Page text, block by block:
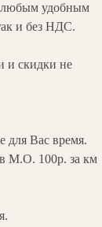
любым удобным
и без НДС.
и скидки не
для Вас время.
М.О. 100р. за км